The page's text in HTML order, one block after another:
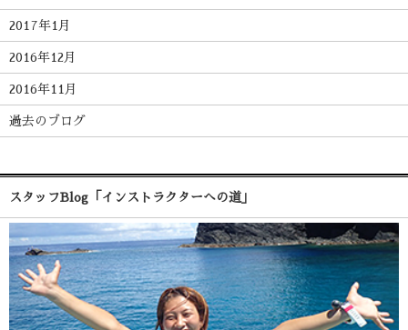
2017年1月
2016年12月
2016年11月
過去のブログ
スタッフBlog「インストラクターへの道」